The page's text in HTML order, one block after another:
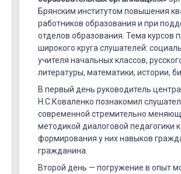
стратегии
развития
воспитания
социализации
образовательных
организациях»
Брянским институтом повышения
работников образования и при
отделов образования. Тема курсов
широкого круга слушателей:
учителя начальных классов,
литературы, математики, истории,
В первый день руководитель
Н.С.Коваленко познакомил
современной стремительно
методикой диалоговой
формирования у них навыков
гражданина.
Второй день — погружение в опыт